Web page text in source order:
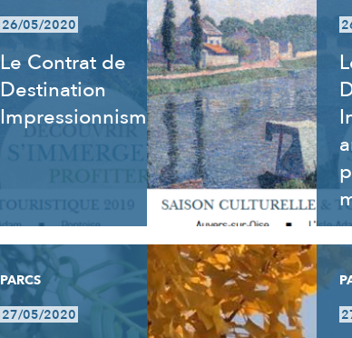
26/05/2020
Le Contrat de
Destination
Impressionnisme
PARCS
27/05/2020